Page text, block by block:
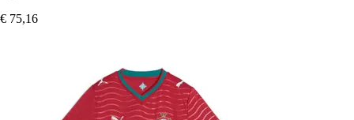
€ 75,16